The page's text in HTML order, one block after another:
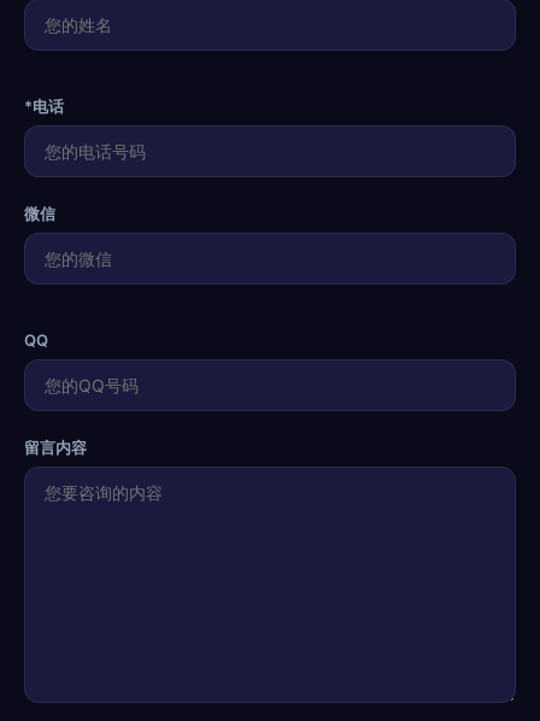
*电话
微信
QQ
留言内容